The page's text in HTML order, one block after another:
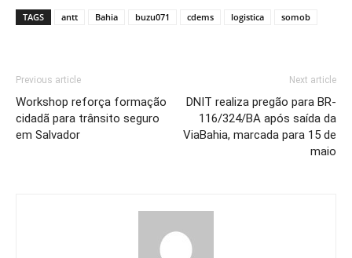
TAGS antt Bahia buzu071 cdems logistica somob
Previous article
Workshop reforça formação
cidadã para trânsito seguro
em Salvador
Next article
DNIT realiza pregão para BR-
116/324/BA após saída da
ViaBahia, marcada para 15 de
maio